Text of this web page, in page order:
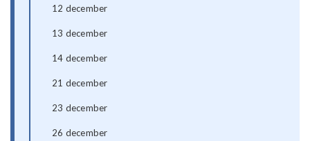
12 december
13 december
14 december
21 december
23 december
26 december